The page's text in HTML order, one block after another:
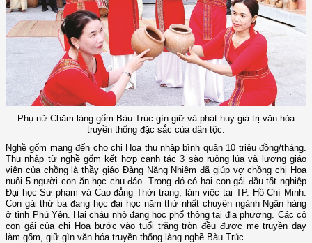
Phụ nữ Chăm làng gốm Bàu Trúc gìn giữ và phát huy giá trị văn hóa
truyền thống đặc sắc của dân tộc.
Nghề gốm mang đến cho chị Hoa thu nhập bình quân 10 triệu đồng/tháng.
Thu nhập từ nghề gốm kết hợp canh tác 3 sào ruộng lúa và lương giáo
viên của chồng là thầy giáo Đàng Năng Nhiêm đã giúp vợ chồng chị Hoa
nuôi 5 người con ăn học chu đáo. Trong đó có hai con gái đầu tốt nghiệp
Đại học Sư phạm và Cao đẳng Thời trang, làm việc tại TP. Hồ Chí Minh.
Con gái thứ ba đang học đại học năm thứ nhất chuyên ngành Ngân hàng
ở tỉnh Phú Yên. Hai cháu nhỏ đang học phổ thông tại địa phương. Các cô
con gái của chị Hoa bước vào tuổi trăng tròn đều được mẹ truyền dạy
làm gốm, giữ gìn văn hóa truyền thống làng nghề Bàu Trúc.